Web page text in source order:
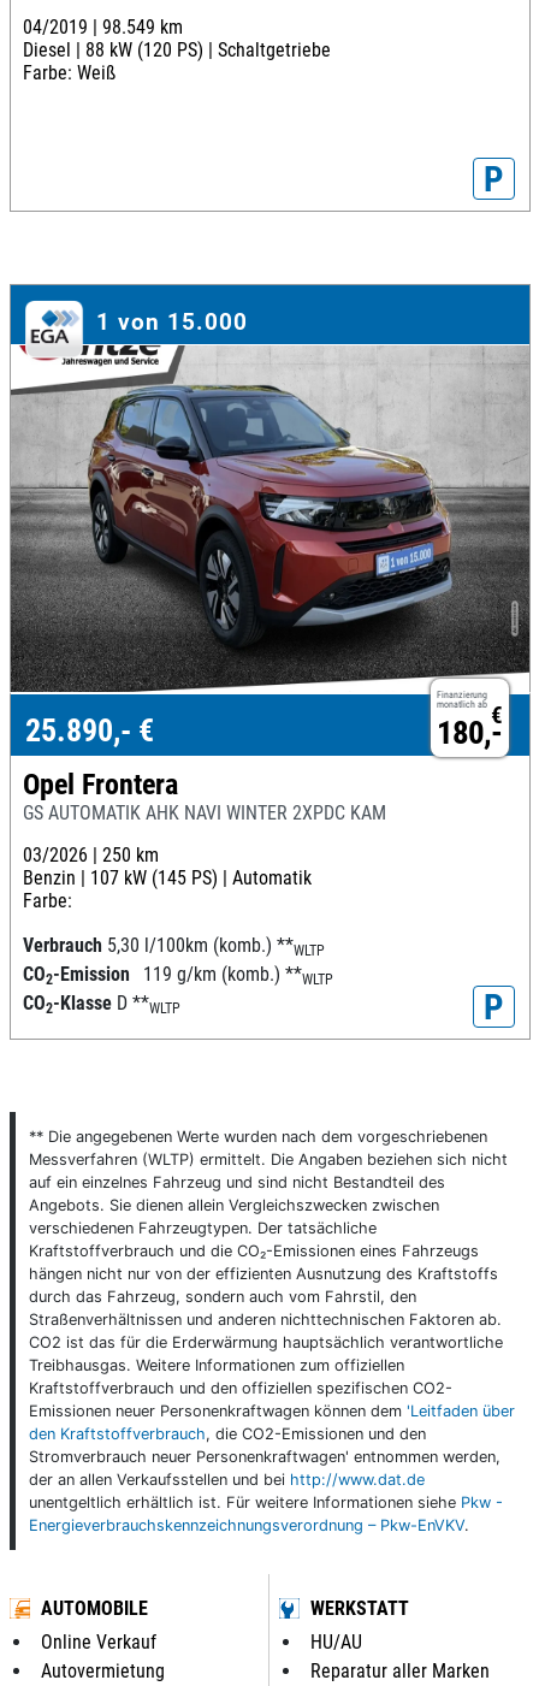
04/2019 | 98.549 km
Diesel | 88 kW (120 PS) | Schaltgetriebe
Farbe: Weiß
P
1 von 15.000
Finanzierung
monatlich ab €
180,-
25.890,- €
Opel Frontera
GS AUTOMATIK AHK NAVI WINTER 2XPDC KAM
03/2026 | 250 km
Benzin | 107 kW (145 PS) | Automatik
Farbe:
Verbrauch 5,30 l/100km (komb.) **WLTP
CO2-Emission 119 g/km (komb.) **WLTP
CO2-Klasse D **WLTP P
** Die angegebenen Werte wurden nach dem vorgeschriebenen
Messverfahren (WLTP) ermittelt. Die Angaben beziehen sich nicht
auf ein einzelnes Fahrzeug und sind nicht Bestandteil des
Angebots. Sie dienen allein Vergleichszwecken zwischen
verschiedenen Fahrzeugtypen. Der tatsächliche
Kraftstoffverbrauch und die CO₂-Emissionen eines Fahrzeugs
hängen nicht nur von der effizienten Ausnutzung des Kraftstoffs
durch das Fahrzeug, sondern auch vom Fahrstil, den
Straßenverhältnissen und anderen nichttechnischen Faktoren ab.
CO2 ist das für die Erderwärmung hauptsächlich verantwortliche
Treibhausgas. Weitere Informationen zum offiziellen
Kraftstoffverbrauch und den offiziellen spezifischen CO2-
Emissionen neuer Personenkraftwagen können dem 'Leitfaden über
den Kraftstoffverbrauch, die CO2-Emissionen und den
Stromverbrauch neuer Personenkraftwagen' entnommen werden,
der an allen Verkaufsstellen und bei http://www.dat.de
unentgeltlich erhältlich ist. Für weitere Informationen siehe Pkw -
Energieverbrauchskennzeichnungsverordnung – Pkw-EnVKV.
AUTOMOBILE
Online Verkauf
Autovermietung
WERKSTATT
HU/AU
Reparatur aller Marken